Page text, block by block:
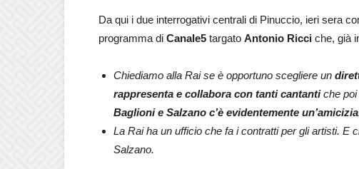
Da qui i due interrogativi centrali di Pinuccio, ieri sera
programma di Canale5 targato Antonio Ricci che, già
Chiediamo alla Rai se è opportuno scegliere un
rappresenta e collabora con tanti cantantiche poi
Baglioni e Salzano c’è evidentemente un’amicizia
La Rai ha un ufficio che fa i contratti per gli artisti. E
Salzano.